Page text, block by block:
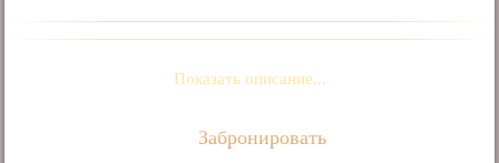
Показать описание...
Забронировать